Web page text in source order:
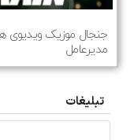
مدیرعامل
تبلیغات